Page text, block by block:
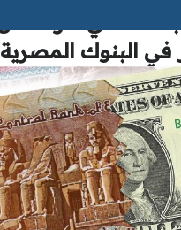
في البنوك المصرية